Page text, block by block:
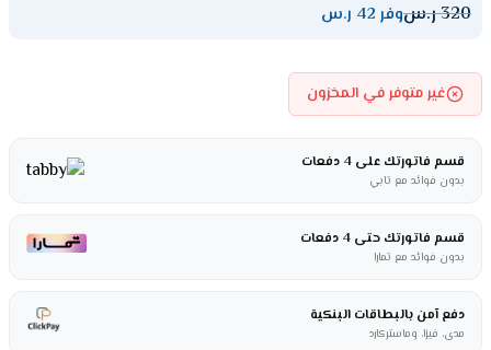
320ر.سوفر 42 ر.س
غير متوفر في المخزون
قسم فاتورتك على 4 دفعات
بدون فوائد مع تابي
قسم فاتورتك حتى 4 دفعات
بدون فوائد مع تمارا
دفع آمن بالبطاقات البنكية
مدى، فيزا، وماستركارد